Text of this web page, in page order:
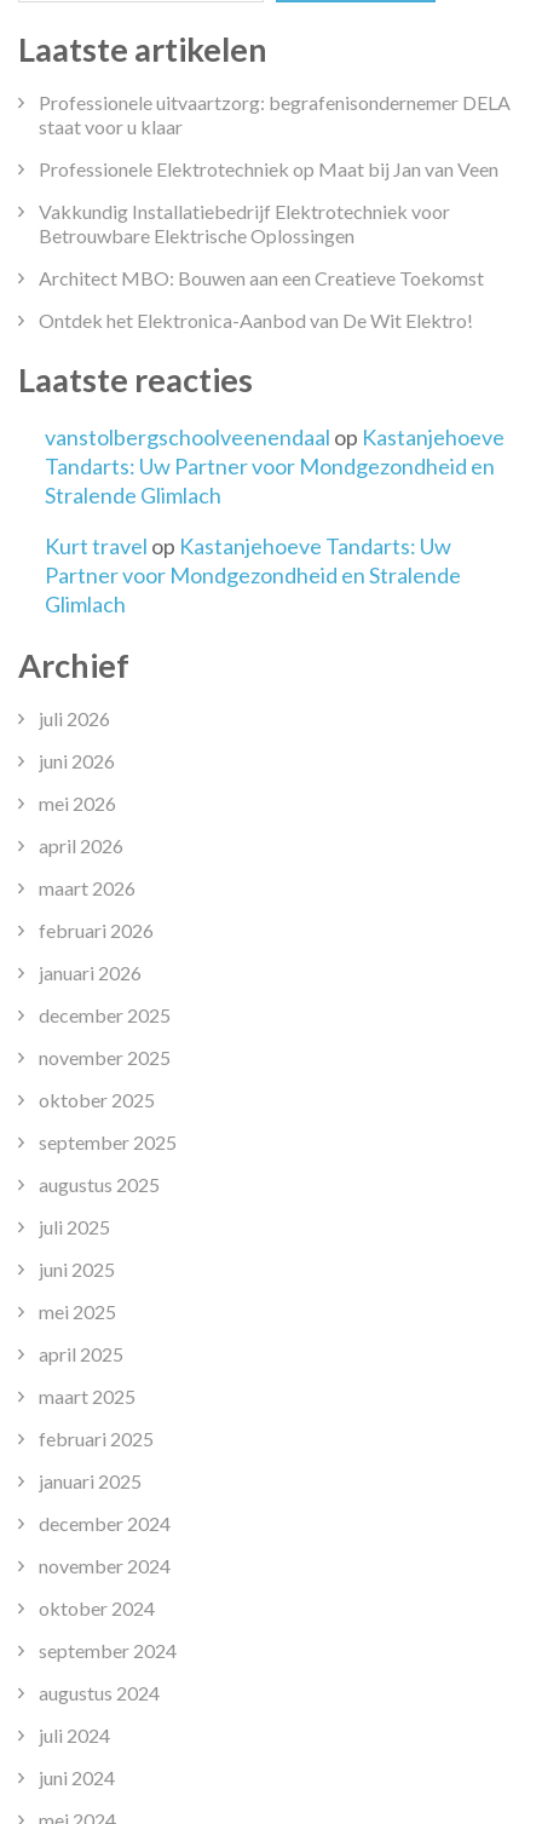
Laatste artikelen
Professionele uitvaartzorg: begrafenisondernemer DELA
staat voor u klaar
Professionele Elektrotechniek op Maat bij Jan van Veen
Vakkundig Installatiebedrijf Elektrotechniek voor
Betrouwbare Elektrische Oplossingen
Architect MBO: Bouwen aan een Creatieve Toekomst
Ontdek het Elektronica-Aanbod van De Wit Elektro!
Laatste reacties
vanstolbergschoolveenendaal op Kastanjehoeve
Tandarts: Uw Partner voor Mondgezondheid en
Stralende Glimlach
Kurt travel op Kastanjehoeve Tandarts: Uw
Partner voor Mondgezondheid en Stralende
Glimlach
Archief
juli 2026
juni 2026
mei 2026
april 2026
maart 2026
februari 2026
januari 2026
december 2025
november 2025
oktober 2025
september 2025
augustus 2025
juli 2025
juni 2025
mei 2025
april 2025
maart 2025
februari 2025
januari 2025
december 2024
november 2024
oktober 2024
september 2024
augustus 2024
juli 2024
juni 2024